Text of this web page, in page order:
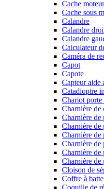
Cache moteur
Cache sous
Calandre
Calandre
Calandre
Calculateur
Caméra de
Capot
Capote
Capteur aide
Catadioptre
Chariot porte
Charnière de
Charnière de
Charnière de
Charnière de
Charnière de
Charnière de
Charnière de
Cloison de
Coffre à
Coquille de